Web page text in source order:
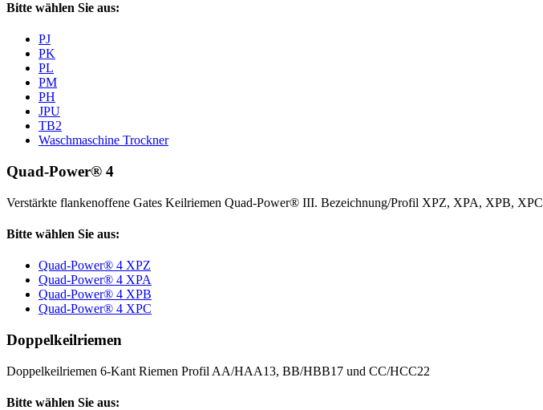
Bitte wählen Sie aus:
PJ
PK
PL
PM
PH
JPU
TB2
Waschmaschine Trockner
Quad-Power® 4
Verstärkte flankenoffene Gates Keilriemen Quad-Power® III. Bezeichnung/Profil XPZ, XPA, XPB, XPC
Bitte wählen Sie aus:
Quad-Power® 4 XPZ
Quad-Power® 4 XPA
Quad-Power® 4 XPB
Quad-Power® 4 XPC
Doppelkeilriemen
Doppelkeilriemen 6-Kant Riemen Profil AA/HAA13, BB/HBB17 und CC/HCC22
Bitte wählen Sie aus: